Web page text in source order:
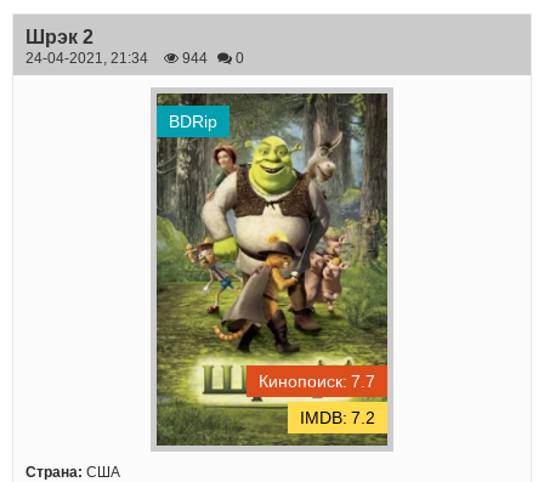
Шрэк 2
24-04-2021, 21:34 944 0
BDRip
7.7
7.2
Страна: США